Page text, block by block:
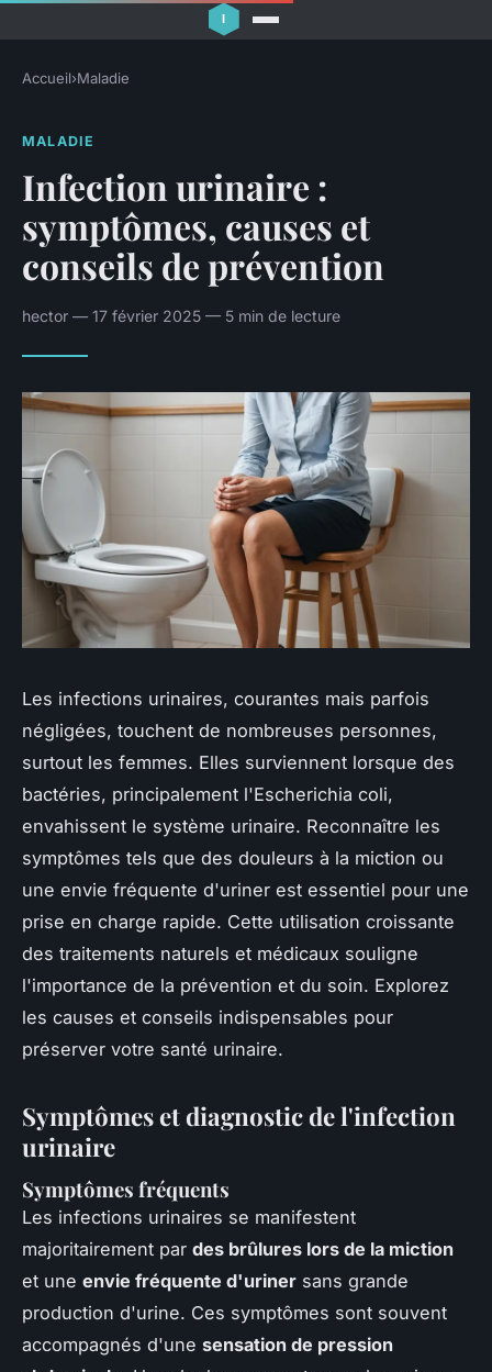
Accueil›Maladie
MALADIE
Infection urinaire :
symptômes, causes et
conseils de prévention
hector — 17 février 2025 — 5 min de lecture
Les infections urinaires, courantes mais parfois
négligées, touchent de nombreuses personnes,
surtout les femmes. Elles surviennent lorsque des
bactéries, principalement l'Escherichia coli,
envahissent le système urinaire. Reconnaître les
symptômes tels que des douleurs à la miction ou
une envie fréquente d'uriner est essentiel pour une
prise en charge rapide. Cette utilisation croissante
des traitements naturels et médicaux souligne
l'importance de la prévention et du soin. Explorez
les causes et conseils indispensables pour
préserver votre santé urinaire.
Symptômes et diagnostic de l'infection
urinaire
Symptômes fréquents
Les infections urinaires se manifestent
majoritairement par des brûlures lors de la miction
et une envie fréquente d'uriner sans grande
production d'urine. Ces symptômes sont souvent
accompagnés d'une sensation de pression